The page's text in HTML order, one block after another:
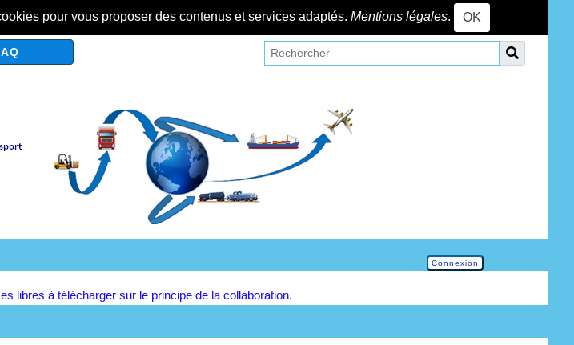
pour vous proposer des contenus et services adaptés. Mentions légales. OK
Connexion
libres à télécharger sur le principe de la collaboration.